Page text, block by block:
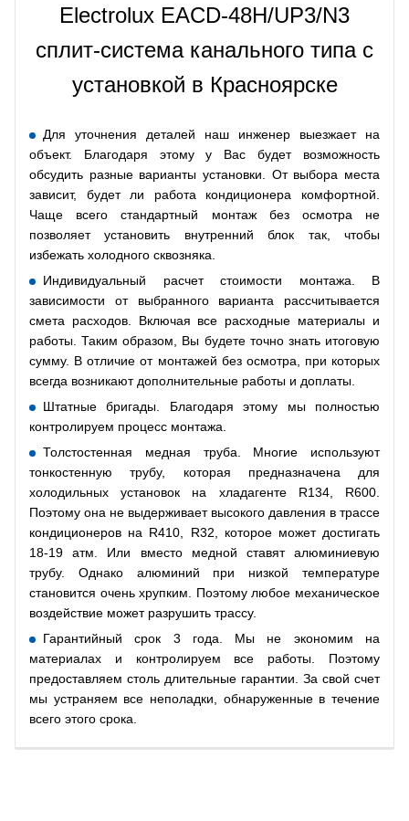
Electrolux EACD-48H/UP3/N3
сплит-система канального типа с
установкой в Красноярске
Для уточнения деталей наш инженер выезжает на
объект. Благодаря этому у Вас будет возможность
обсудить разные варианты установки. От выбора места
зависит, будет ли работа кондиционера комфортной.
Чаще всего стандартный монтаж без осмотра не
позволяет установить внутренний блок так, чтобы
избежать холодного сквозняка.
Индивидуальный расчет стоимости монтажа. В
зависимости от выбранного варианта рассчитывается
смета расходов. Включая все расходные материалы и
работы. Таким образом, Вы будете точно знать итоговую
сумму. В отличие от монтажей без осмотра, при которых
всегда возникают дополнительные работы и доплаты.
Штатные бригады. Благодаря этому мы полностью
контролируем процесс монтажа.
Толстостенная медная труба. Многие используют
тонкостенную трубу, которая предназначена для
холодильных установок на хладагенте R134, R600.
Поэтому она не выдерживает высокого давления в трассе
кондиционеров на R410, R32, которое может достигать
18-19 атм. Или вместо медной ставят алюминиевую
трубу. Однако алюминий при низкой температуре
становится очень хрупким. Поэтому любое механическое
воздействие может разрушить трассу.
Гарантийный срок 3 года. Мы не экономим на
материалах и контролируем все работы. Поэтому
предоставляем столь длительные гарантии. За свой счет
мы устраняем все неполадки, обнаруженные в течение
всего этого срока.